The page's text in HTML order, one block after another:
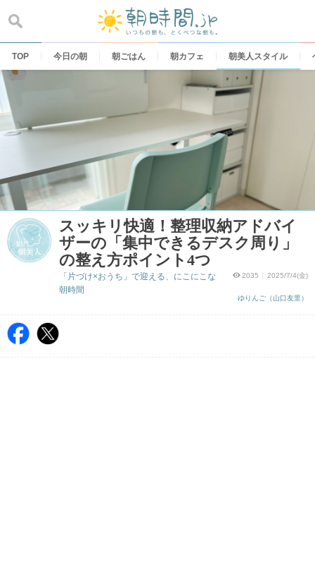
content
TOP 今日の朝 朝ごはん 朝カフェ 朝美人スタイル
スッキリ快適！整理収納アドバイ
ザーの「集中できるデスク周り」
の整え方ポイント4つ
2035 2025/7/4(金)
ゆりんご（山口友里）
「片づけ×おうち」で迎える、にこにこな
朝時間